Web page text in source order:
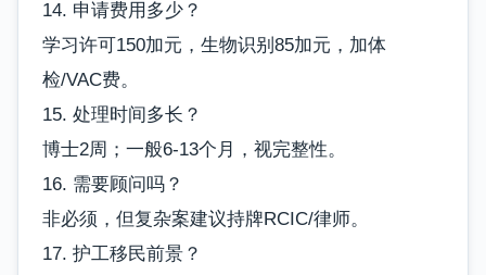
14. 申请费用多少？
学习许可150加元，生物识别85加元，加体
检/VAC费。
15. 处理时间多长？
博士2周；一般6-13个月，视完整性。
16. 需要顾问吗？
非必须，但复杂案建议持牌RCIC/律师。
17. 护工移民前景？